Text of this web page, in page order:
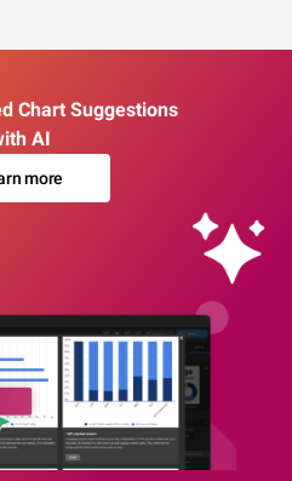
Chart Suggestions
AI
more